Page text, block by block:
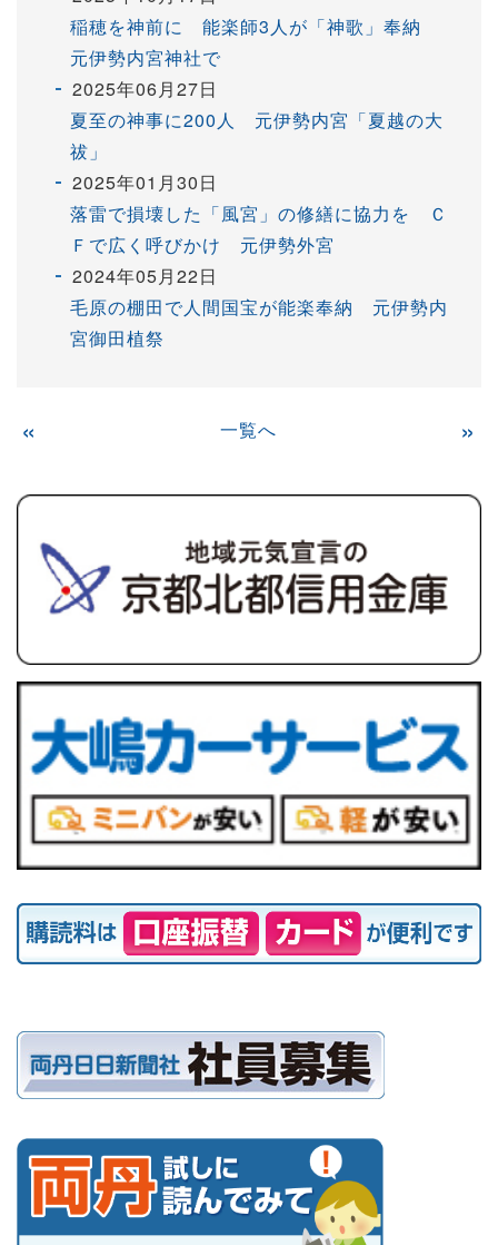
稲穂を神前に 能楽師3人が「神歌」奉納
元伊勢内宮神社で
2025年06月27日
夏至の神事に200人 元伊勢内宮「夏越の大
祓」
2025年01月30日
落雷で損壊した「風宮」の修繕に協力を Ｃ
Ｆで広く呼びかけ 元伊勢外宮
2024年05月22日
毛原の棚田で人間国宝が能楽奉納 元伊勢内
宮御田植祭
« 一覧へ